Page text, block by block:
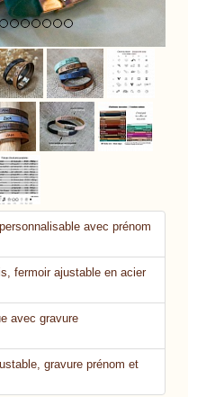
avec prénom
fermoir ajustable en acier
avec gravure
gravure prénom et